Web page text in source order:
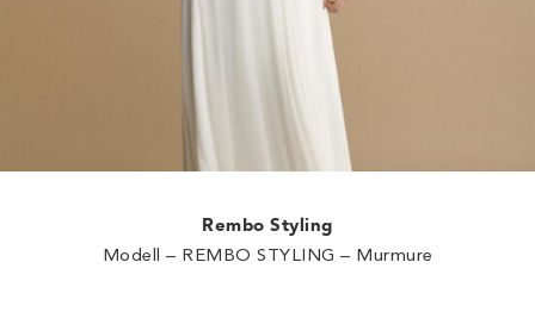
Rembo Styling
Modell – REMBO STYLING – Murmure